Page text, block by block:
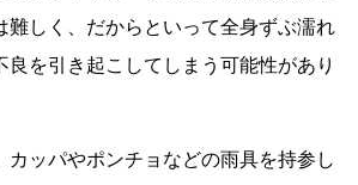
難しく、だからといって全身ずぶ濡れ
良を引き起こしてしまう可能性があり
カッパやポンチョなどの雨具を持参し